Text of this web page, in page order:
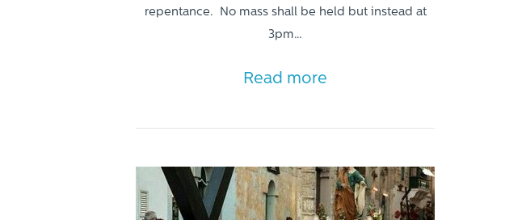
repentance. No mass shall be held but instead at
3pm…
Read more